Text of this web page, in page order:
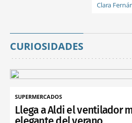
Clara
CURIOSIDADES
SUPERMERCADOS
Llega a Aldi el ventilador